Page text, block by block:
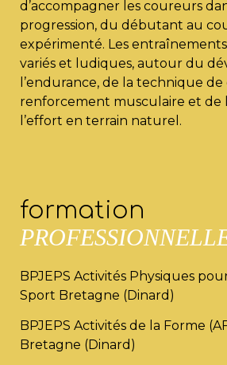
d’accompagner les coureurs
progression, du débutant au
expérimenté. Les
variés et ludiques, autour du
l’endurance, de la technique
renforcement musculaire et de
l’effort en terrain naturel.
formation
BPJEPS Activités Physiques
Sport Bretagne (Dinard)
BPJEPS Activités de la Forme
Bretagne (Dinard)